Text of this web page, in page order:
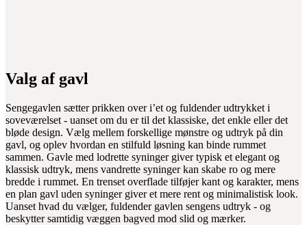
Valg af gavl
Sengegavlen sætter prikken over i’et og fuldender udtrykket i
soveværelset - uanset om du er til det klassiske, det enkle eller det
bløde design. Vælg mellem forskellige mønstre og udtryk på din
gavl, og oplev hvordan en stilfuld løsning kan binde rummet
sammen. Gavle med lodrette syninger giver typisk et elegant og
klassisk udtryk, mens vandrette syninger kan skabe ro og mere
bredde i rummet. En trenset overflade tilføjer kant og karakter, mens
en plan gavl uden syninger giver et mere rent og minimalistisk look.
Uanset hvad du vælger, fuldender gavlen sengens udtryk - og
beskytter samtidig væggen bagved mod slid og mærker.